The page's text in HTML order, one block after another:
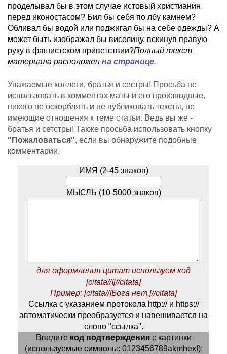
проделывал бы в этом случае истовый христианин
перед иконостасом? Бил бы себя по лбу камнем?
Обливал бы водой или поджигал бы на себе одежды? А
может быть изображал бы виселицу, вскинув правую
руку в фашистском приветствии?Полный текст
материала расположен на странице.
Уважаемые коллеги, братья и сестры! Просьба не
использовать в комментах маты и его производные,
никого не оскорблять и не публиковать тексты, не
имеющие отношения к теме статьи. Ведь вы же -
братья и сетстры! Также просьба использовать кнопку
"Пожаловаться", если вы обнаружите подобные
комментарии.
ИМЯ (2-45 знаков)
МЫСЛЬ (10-5000 знаков)
для оформления цитат используем код
[citata//][//citata]
Пример: [citata//]Бога нет.[//citata]
Ссылка с указанием протокола http:// и https://
автоматически преобразуется и навешивается на
слово "ссылка".
Введите код подтвержденияс картинки
(используемые символы: 0123456789akmhexf):